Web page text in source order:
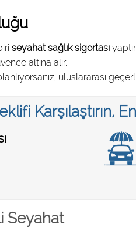
seyahat sağlık sigortası
altına alır.
uluslararası
Karşılaştırın,
Seyahat